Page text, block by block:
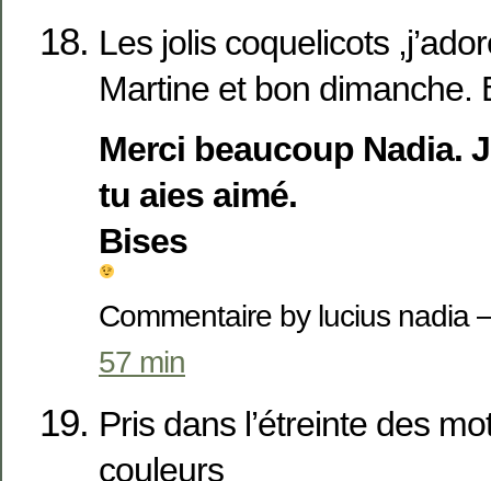
Les jolis coquelicots
Martine et bon dimanche.
Merci beaucoup Nadia.
tu aies aimé.
Bises
Commentaire by lucius
57 min
Pris dans l’étreinte des
couleurs